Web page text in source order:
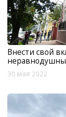
Внести свой
30 мая 2022